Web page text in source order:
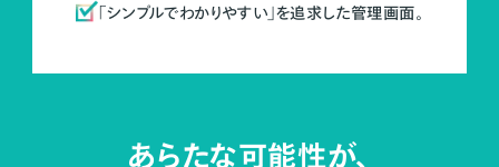
「シンプルでわかりやすい」を追求した管理画面。
あらたな可能性が、